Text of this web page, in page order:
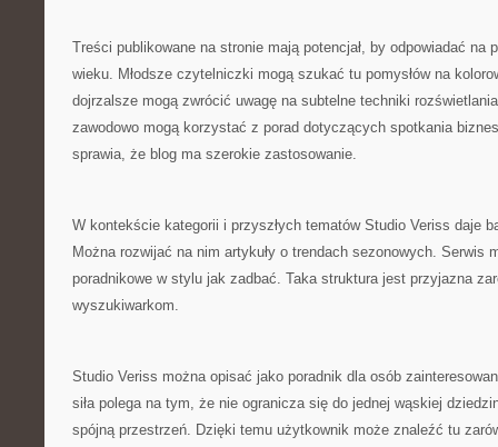
Treści publikowane na stronie mają potencjał, by odpowiadać na
wieku. Młodsze czytelniczki mogą szukać tu pomysłów na
dojrzalsze mogą zwrócić uwagę na subtelne techniki
zawodowo mogą korzystać z porad dotyczących spotkania
sprawia, że blog ma szerokie zastosowanie.
W kontekście kategorii i przyszłych tematów Studio Veriss daje
Można rozwijać na nim artykuły o trendach sezonowych. Serwis
poradnikowe w stylu jak zadbać. Taka struktura jest przyjazna
wyszukiwarkom.
Studio Veriss można opisać jako poradnik dla osób
siła polega na tym, że nie ogranicza się do jednej wąskiej
spójną przestrzeń. Dzięki temu użytkownik może znaleźć tu